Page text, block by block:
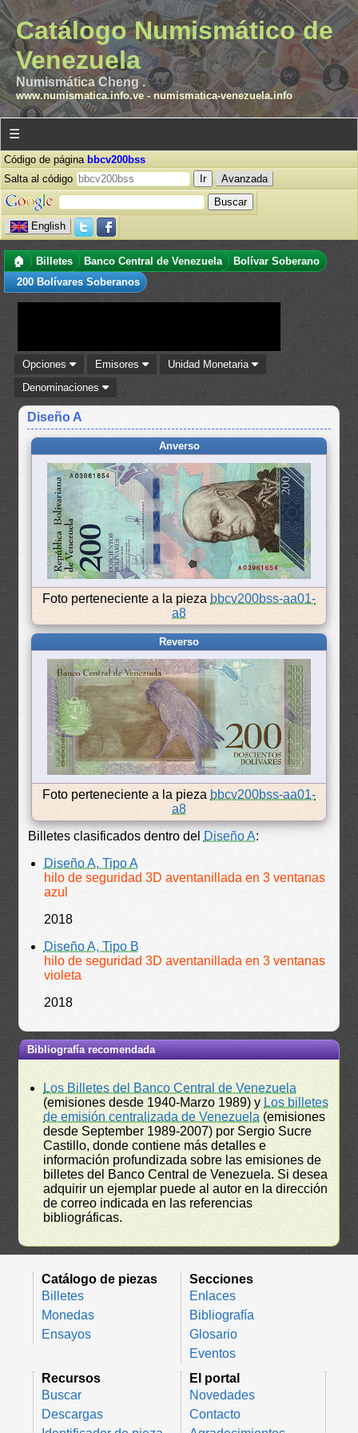
Catálogo Numismático de
Venezuela
Numismática Cheng .
www.numismatica.info.ve- numismatica-venezuela.info
☰
Código de página bbcv200bss
Salta al código
Avanzada
English
🏠 Billetes Banco Central de Venezuela
Bolívar Soberano
200 Bolívares Soberanos
Opciones Emisores
Unidad Monetaria
Denominaciones
Diseño A
Anverso
Foto perteneciente a la pieza bbcv200bss-aa01-
a8
Reverso
Foto perteneciente a la pieza bbcv200bss-aa01-
a8
Billetes clasificados dentro del Diseño A:
Diseño A, Tipo A
hilo de seguridad 3D aventanillada en 3 ventanas
azul
2018
Diseño A, Tipo B
hilo de seguridad 3D aventanillada en 3 ventanas
violeta
2018
Bibliografía recomendada
Los Billetes del Banco Central de Venezuela
(emisiones desde 1940-Marzo 1989) y Los billetes
de emisión centralizada de Venezuela (emisiones
desde September 1989-2007) por Sergio Sucre
Castillo, donde contiene más detalles e
información profundizada sobre las emisiones de
billetes del Banco Central de Venezuela. Si desea
adquirir un ejemplar puede al autor en la dirección
de correo indicada en las referencias
bibliográficas.
Catálogo de piezas
Billetes
Monedas
Ensayos
Secciones
Enlaces
Bibliografía
Glosario
Eventos
Recursos
Buscar
Descargas
El portal
Novedades
Contacto